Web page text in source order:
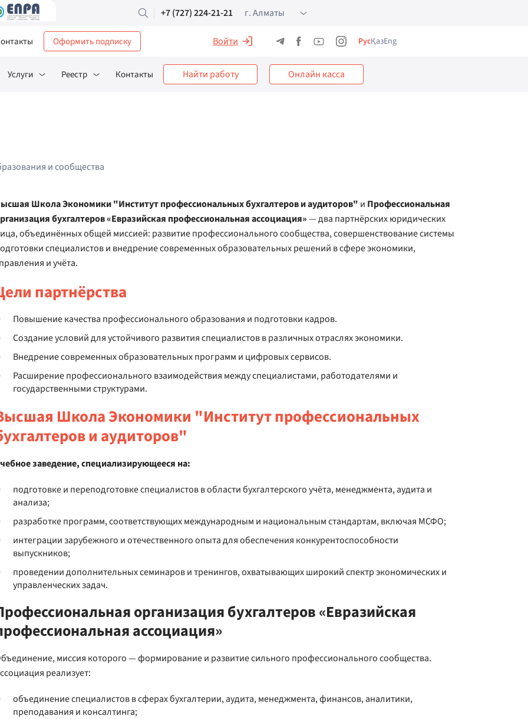
+7 (727) 224-21-21 г. Алматы
Оформить подписку Войти РусҚазEng
Услуги Реестр Контакты Найти работу Онлайн касса
и сообщества
Школа Экономики "Институт профессиональных бухгалтеров и аудиторов" и Профессиональная
бухгалтеров «Евразийская профессиональная ассоциация»— два партнёрских юридических
объединённых общей миссией: развитие профессионального сообщества, совершенствование системы
специалистов и внедрение современных образовательных решений в сфере экономики,
и учёта.
партнёрства
Повышение качества профессионального образования и подготовки кадров.
Создание условий для устойчивого развития специалистов в различных отраслях экономики.
Внедрение современных образовательных программ и цифровых сервисов.
Расширение профессионального взаимодействия между специалистами, работодателями и
государственными структурами.
Школа Экономики "Институт профессиональных
и аудиторов"
заведение, специализирующееся на:
подготовке и переподготовке специалистов в области бухгалтерского учёта, менеджмента, аудита и
анализа;
разработке программ, соответствующих международным и национальным стандартам, включая МСФО;
интеграции зарубежного и отечественного опыта для обеспечения конкурентоспособности
выпускников;
проведении дополнительных семинаров и тренингов, охватывающих широкий спектр экономических и
управленческих задач.
организация бухгалтеров «Евразийская
ассоциация»
миссия которого — формирование и развитие сильного профессионального сообщества.
реализует:
объединение специалистов в сферах бухгалтерии, аудита, менеджмента, финансов, аналитики,
преподавания и консалтинга;